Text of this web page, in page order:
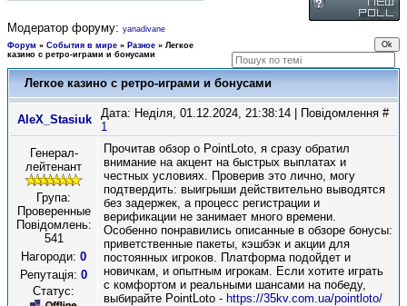
Модератор форуму: yanadivane
Форум » События в мире » Разное » Легкое
казино с ретро-играми и бонусами
Легкое казино с ретро-играми и бонусами
AleX_Stasiuk
Дата: Неділя, 01.12.2024, 21:38:14 | Повідомлення #
1
Генерал-
лейтенант
Група:
Проверенные
Повідомлень:
541
Нагороди: 0
Репутація: 0
Статус:
Прочитав обзор о PointLoto, я сразу обратил
внимание на акцент на быстрых выплатах и
честных условиях. Проверив это лично, могу
подтвердить: выигрыши действительно выводятся
без задержек, а процесс регистрации и
верификации не занимает много времени.
Особенно понравились описанные в обзоре бонусы:
приветственные пакеты, кэшбэк и акции для
постоянных игроков. Платформа подойдет и
новичкам, и опытным игрокам. Если хотите играть
с комфортом и реальными шансами на победу,
выбирайте PointLoto - https://35kv.com.ua/pointloto/